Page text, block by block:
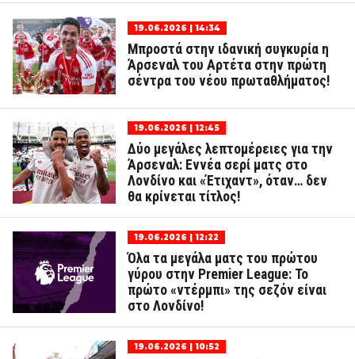
19.06.2026 | 14:34
Μπροστά στην ιδανική συγκυρία η
Άρσεναλ του Αρτέτα στην πρώτη
σέντρα του νέου πρωταθλήματος!
19.06.2026 | 12:45
Δύο μεγάλες λεπτομέρειες για την
Άρσεναλ: Εννέα σερί ματς στο
Λονδίνο και «Έτιχαντ», όταν… δεν
θα κρίνεται τίτλος!
19.06.2026 | 12:22
Όλα τα μεγάλα ματς του πρώτου
γύρου στην Premier League: Το
πρώτο «ντέρμπι» της σεζόν είναι
στο Λονδίνο!
19.06.2026 | 10:52